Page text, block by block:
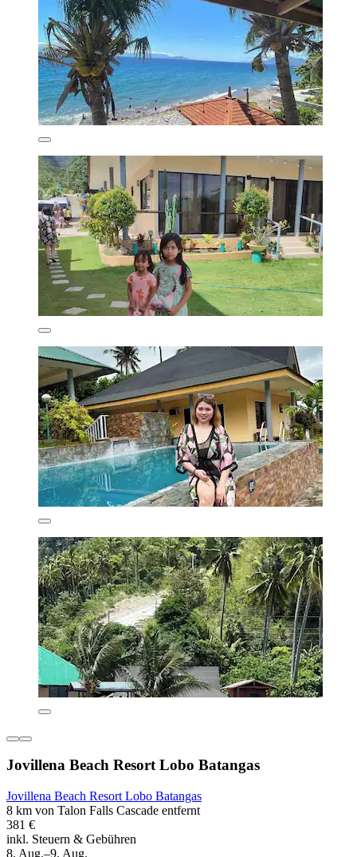
Jovillena Beach Resort Lobo Batangas
Jovillena Beach Resort Lobo Batangas
8 km von Talon Falls Cascade entfernt
381 €
inkl. Steuern & Gebühren
8. Aug.–9. Aug.